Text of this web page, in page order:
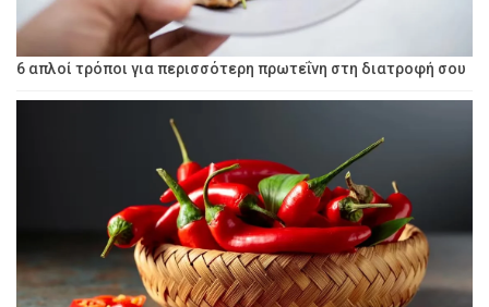
6 απλοί τρόποι για περισσότερη πρωτεΐνη στη διατροφή σου